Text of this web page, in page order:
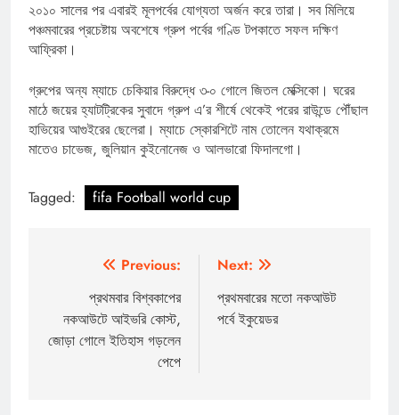
২০১০ সালের পর এবারই মূলপর্বের যোগ্যতা অর্জন করে তারা। সব মিলিয়ে
পঞ্চমবারের প্রচেষ্টায় অবশেষে গ্রুপ পর্বের গণ্ডি টপকাতে সফল দক্ষিণ
আফ্রিকা।
গ্রুপের অন্য ম্যাচে চেকিয়ার বিরুদ্ধে ৩-০ গোলে জিতল মেক্সিকো। ঘরের
মাঠে জয়ের হ্যাটট্রিকের সুবাদে গ্রুপ এ’র শীর্ষে থেকেই পরের রাউন্ডে পৌঁছাল
হাভিয়ের আগুইরের ছেলেরা। ম্যাচে স্কোরশিটে নাম তোলেন যথাক্রমে
মাতেও চাভেজ, জুলিয়ান কুইনোনেজ ও আলভারো ফিদালগো।
Tagged: fifa Football world cup
navigation
Previous:
প্রথমবার বিশ্বকাপের
নকআউটে আইভরি কোস্ট,
জোড়া গোলে ইতিহাস গড়লেন
পেপে
Next:
প্রথমবারের মতো নকআউট
পর্বে ইকুয়েডর